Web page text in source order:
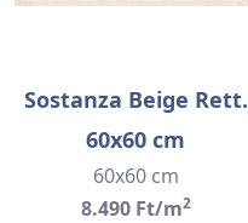
Sostanza Beige Rett.
60x60 cm
60x60 cm
8.490 Ft/m2